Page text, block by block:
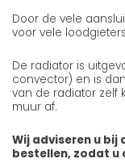
Door de vele
voor vele loodgieters
De radiator is
convector) en is
van de radiator zelf
muur af.
Wij adviseren u
bestellen, zodat u